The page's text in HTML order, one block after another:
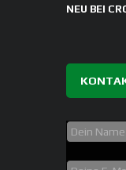
NEU BEI